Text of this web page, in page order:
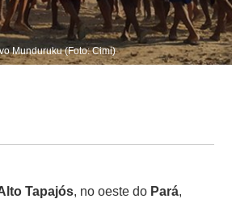
Munduruku (Foto: Cimi)
Tapajós, no oeste do Pará,